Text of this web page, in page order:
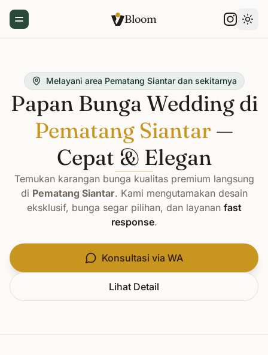
Toggle Menu Bloom
Melayani area Pematang Siantar dan sekitarnya
Papan Bunga Wedding di
Pematang Siantar —
Cepat & Elegan
Temukan karangan bunga kualitas premium langsung
di Pematang Siantar. Kami mengutamakan desain
eksklusif, bunga segar pilihan, dan layanan fast
response.
Konsultasi via WA
Lihat Detail